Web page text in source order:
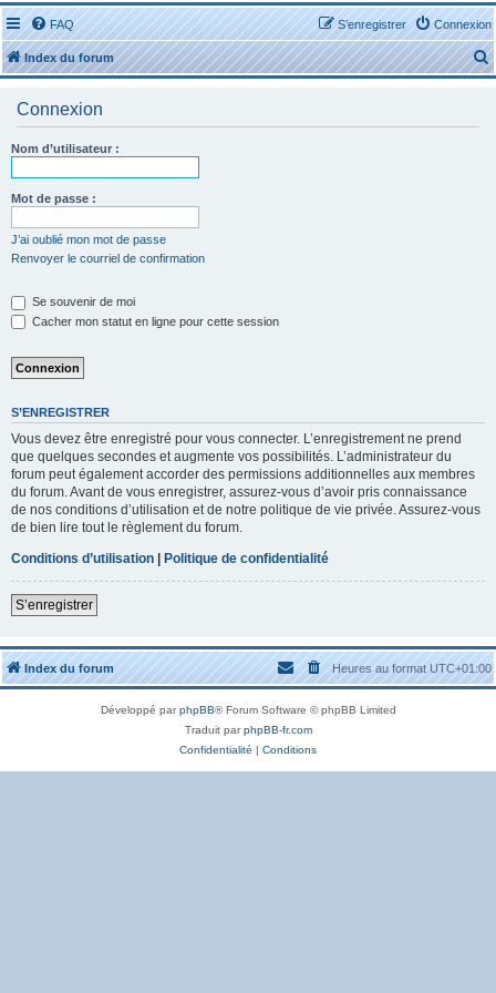
FAQ Connexion
S’enregistrer
Index du forum
e
Connexion
Nom d’utilisateur :
Mot de passe :
J’ai oublié mon mot de passe
Renvoyer le courriel de confirmation
Se souvenir de moi
Cacher mon statut en ligne pour cette session
S’ENREGISTRER
Vous devez être enregistré pour vous connecter. L’enregistrement ne prend
que quelques secondes et augmente vos possibilités. L’administrateur du
forum peut également accorder des permissions additionnelles aux membres
du forum. Avant de vous enregistrer, assurez-vous d’avoir pris connaissance
de nos conditions d’utilisation et de notre politique de vie privée. Assurez-vous
de bien lire tout le règlement du forum.
Conditions d’utilisation | Politique de confidentialité
S’enregistrer
Index du forum Heures au formatUTC+01:00
Développé parphpBB® Forum Software © phpBB Limited
Traduit parphpBB-fr.com
Confidentialité | Conditions